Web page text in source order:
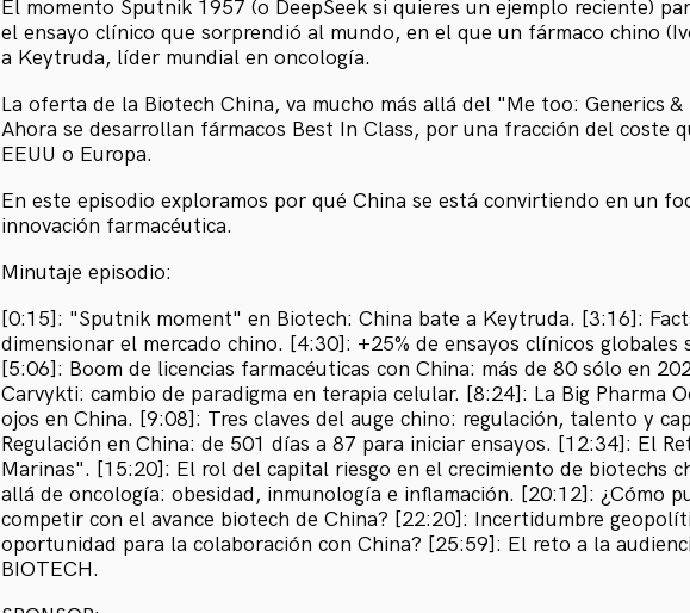
El momento Sputnik 1957 (o DeepSeek si quieres un ejemplo reciente)
el ensayo clínico que sorprendió al mundo, en el que un fármaco chino
a Keytruda, líder mundial en oncología.
La oferta de la Biotech China, va mucho más allá del "Me too: Generics
Ahora se desarrollan fármacos Best In Class, por una fracción del coste
EEUU o Europa.
En este episodio exploramos por qué China se está convirtiendo en un
innovación farmacéutica.
Minutaje episodio:
[0:15]: "Sputnik moment" en Biotech: China bate a Keytruda. [3:16]:
dimensionar el mercado chino. [4:30]: +25% de ensayos clínicos globales
[5:06]: Boom de licencias farmacéuticas con China: más de 80 sólo en
Carvykti: cambio de paradigma en terapia celular. [8:24]: La Big Pharma
ojos en China. [9:08]: Tres claves del auge chino: regulación, talento y
Regulación en China: de 501 días a 87 para iniciar ensayos. [12:34]: El
Marinas". [15:20]: El rol del capital riesgo en el crecimiento de biotechs
allá de oncología: obesidad, inmunología e inflamación. [20:12]: ¿Cómo
competir con el avance biotech de China? [22:20]: Incertidumbre
oportunidad para la colaboración con China? [25:59]: El reto a la
BIOTECH.